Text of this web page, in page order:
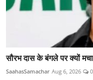
सौरभ दास के बंगले पर क्यों
SaahasSamachar Aug 6, 2026 0